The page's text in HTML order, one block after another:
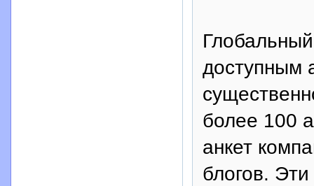
доступным
более 100
анкет
блогов.